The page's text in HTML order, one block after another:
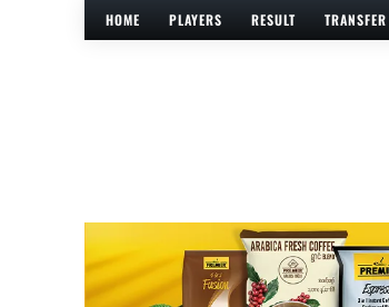
HOME PLAYERS RESULT